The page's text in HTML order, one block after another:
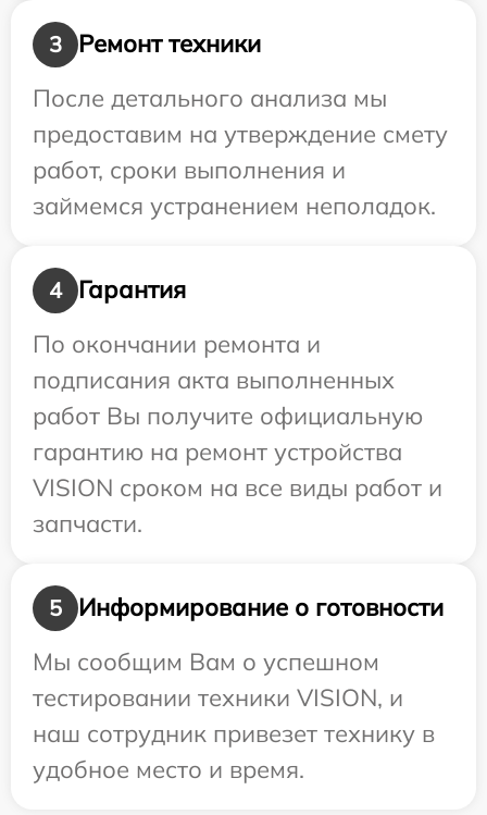
3
Ремонт техники
После детального анализа мы
предоставим на утверждение смету
работ, сроки выполнения и
займемся устранением неполадок.
4
Гарантия
По окончании ремонта и
подписания акта выполненных
работ Вы получите официальную
гарантию на ремонт устройства
VISION сроком на все виды работ и
запчасти.
5
Информирование о готовности
Мы сообщим Вам о успешном
тестировании техники VISION, и
наш сотрудник привезет технику в
удобное место и время.